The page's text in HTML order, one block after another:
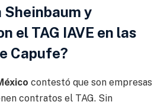
Sheinbaum y
el TAG IAVE en las
Capufe?
contestó que son empresas
contratos el TAG. Sin